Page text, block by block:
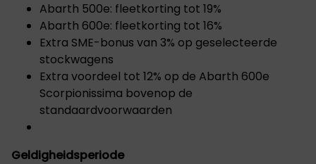
Abarth 500e: fleetkorting tot 19%
Abarth 600e: fleetkorting tot 16%
Extra SME-bonus van 3% op geselecteerde
stockwagens
Extra voordeel tot 12% op de Abarth 600e
Scorpionissima bovenop de
standaardvoorwaarden
Geldigheidsperiode